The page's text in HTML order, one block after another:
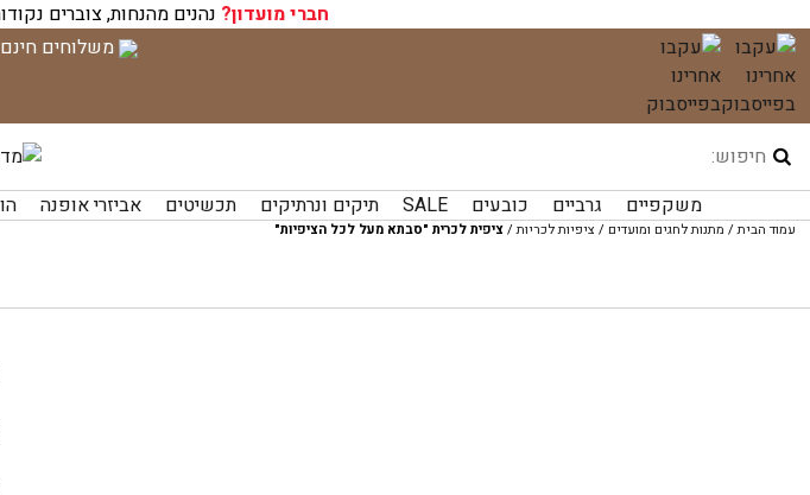
חברי מועדון? נהנים מהנחות, צוברים
דלג
לתוכן
משלוחים חינם מעל
משקפיים גרביים כובעים SALE תיקים ונרתיקים תכשיטים אביזרי אופנה
עמוד הבית/ מתנות לחגים ומועדים / ציפיות לכריות/ציפית לכרית "סבתא מעל לכל הציפיות"